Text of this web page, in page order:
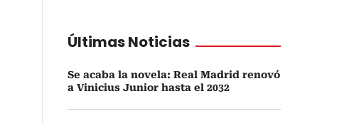
Últimas Noticias
Se acaba la novela: Real Madrid renovó
a Vinicius Junior hasta el 2032